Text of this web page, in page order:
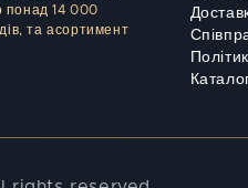
понад 14 000
та асортимент